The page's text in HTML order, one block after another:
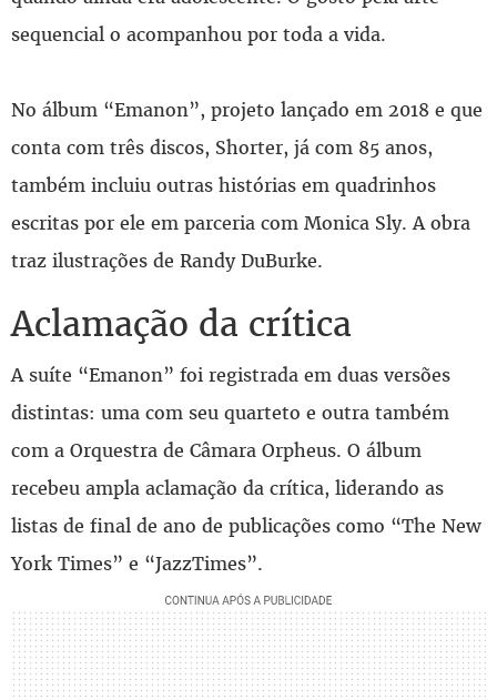
sequencial o acompanhou por toda a vida.
No álbum “Emanon”, projeto lançado em 2018 e que
conta com três discos, Shorter, já com 85 anos,
também incluiu outras histórias em quadrinhos
escritas por ele em parceria com Monica Sly. A obra
traz ilustrações de Randy DuBurke.
Aclamação da crítica
A suíte “Emanon” foi registrada em duas versões
distintas: uma com seu quarteto e outra também
com a Orquestra de Câmara Orpheus. O álbum
recebeu ampla aclamação da crítica, liderando as
listas de final de ano de publicações como “The New
York Times” e “JazzTimes”.